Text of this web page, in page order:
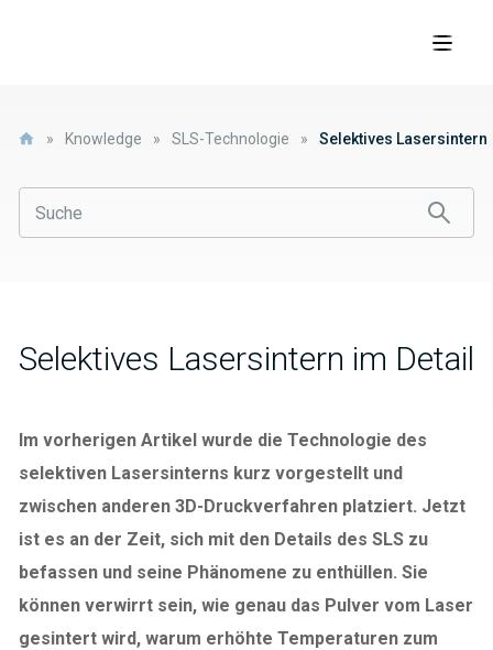
» Knowledge » SLS-Technologie » Selektives Lasersintern
Selektives Lasersintern im Detail
Im vorherigen Artikel wurde die Technologie des
selektiven Lasersinterns kurz vorgestellt und
zwischen anderen 3D-Druckverfahren platziert. Jetzt
ist es an der Zeit, sich mit den Details des SLS zu
befassen und seine Phänomene zu enthüllen. Sie
können verwirrt sein, wie genau das Pulver vom Laser
gesintert wird, warum erhöhte Temperaturen zum